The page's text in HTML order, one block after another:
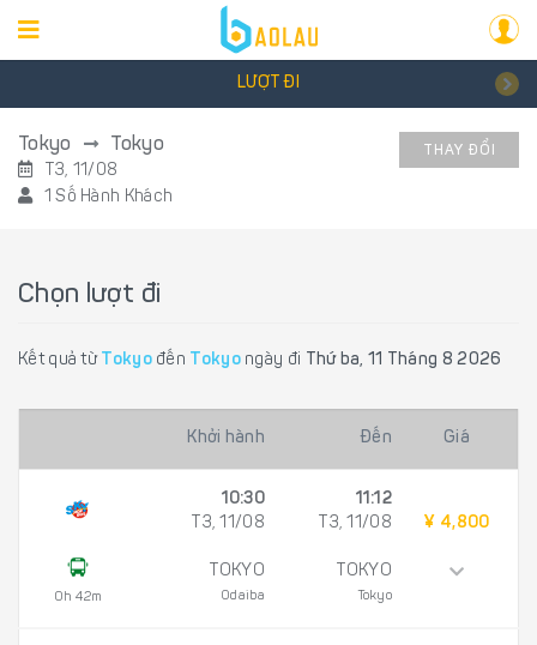
LƯỢT ĐI
Tokyo Tokyo
T3, 11/08
1 Số Hành Khách
THAY ĐỔI
Chọn lượt đi
Kết quả từ Tokyođến Tokyongày đi Thứ ba, 11 Tháng 8 2026
Khởi hành Đến Giá
0h 42m
10:30
T3, 11/08
TOKYO
Odaiba
11:12
T3, 11/08
TOKYO
Tokyo
¥ 4,800